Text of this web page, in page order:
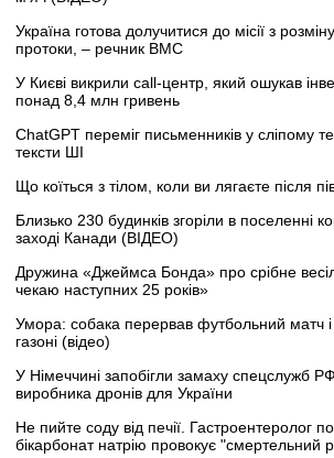
Україна готова долучитися до місії з
протоки, – речник ВМС
У Києві викрили call-центр, який ошукав
понад 8,4 млн гривень
ChatGPT переміг письменників у сліпому
тексти ШІ
Що коїться з тілом, коли ви лягаєте після
Близько 230 будинків згоріли в поселенні
заході Канади (ВІДЕО)
Дружина «Джеймса Бонда» про срібне
чекаю наступних 25 років»
Умора: собака перервав футбольний матч і
газоні (відео)
У Німеччині запобігли замаху спецслужб
виробника дронів для України
Не пийте соду від печії. Гастроентеролог
бікарбонат натрію провокує "смертельний